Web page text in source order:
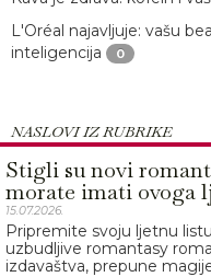
L'Oréal najavljuje: vašu
inteligencija
0
NASLOVI IZ RUBRIKE
Stigli su novi
morate imati ovoga
15.07.2026.
Pripremite svoju ljetnu
uzbudljive romantasy
izdavaštva, prepune